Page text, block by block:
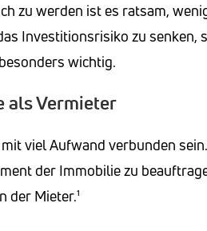
zu werden ist es ratsam,
Investitionsrisiko zu
wichtig.
als Vermieter
viel Aufwand verbunden
der Immobilie zu
der Mieter.¹